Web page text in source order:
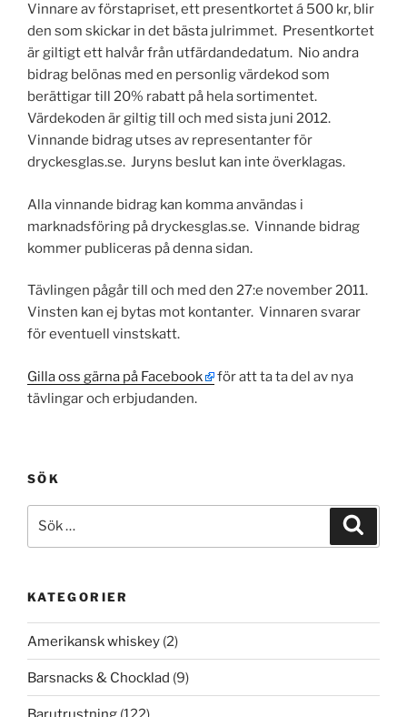
Vinnare av förstapriset, ett presentkortet á 500 kr, blir
den som skickar in det bästa julrimmet. Presentkortet
är giltigt ett halvår från utfärdandedatum. Nio andra
bidrag belönas med en personlig värdekod som
berättigar till 20% rabatt på hela sortimentet.
Värdekoden är giltig till och med sista juni 2012.
Vinnande bidrag utses av representanter för
dryckesglas.se. Juryns beslut kan inte överklagas.
Alla vinnande bidrag kan komma användas i
marknadsföring på dryckesglas.se. Vinnande bidrag
kommer publiceras på denna sidan.
Tävlingen pågår till och med den 27:e november 2011.
Vinsten kan ej bytas mot kontanter. Vinnaren svarar
för eventuell vinstskatt.
Gilla oss gärna på Facebook
för att ta ta del av nya
tävlingar och erbjudanden.
SÖK
efter:
KATEGORIER
Amerikansk whiskey (2)
Barsnacks & Chocklad (9)